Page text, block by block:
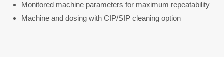
Monitored machine parameters for maximum repeatability
Machine and dosing with CIP/SIP cleaning option